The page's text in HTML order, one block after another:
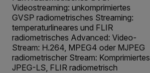
Videostreaming: unkomprimiertes
GVSP radiometrisches Streaming:
temperaturlineares und FLIR
radiometrisches Advanced: Video-
Stream: H.264, MPEG4 oder MJPEG
radiometrischer Stream: Komprimiertes
JPEG-LS, FLIR radiometrisch